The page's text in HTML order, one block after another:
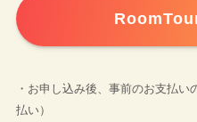
・お申し込み後、事前のお支払
払い）